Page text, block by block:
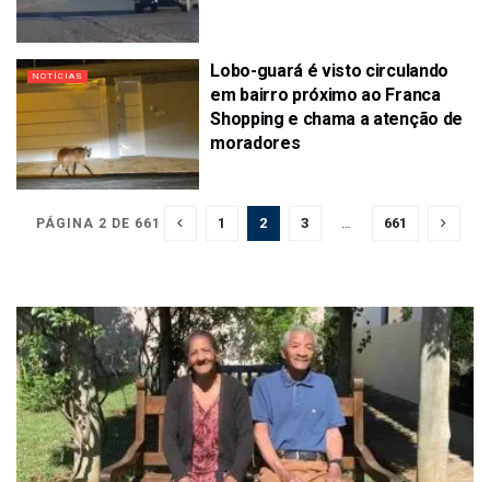
NOTÍCIAS
Lobo-guará é visto circulando
em bairro próximo ao Franca
Shopping e chama a atenção de
moradores
PÁGINA 2 DE 661 1 2 3 … 661